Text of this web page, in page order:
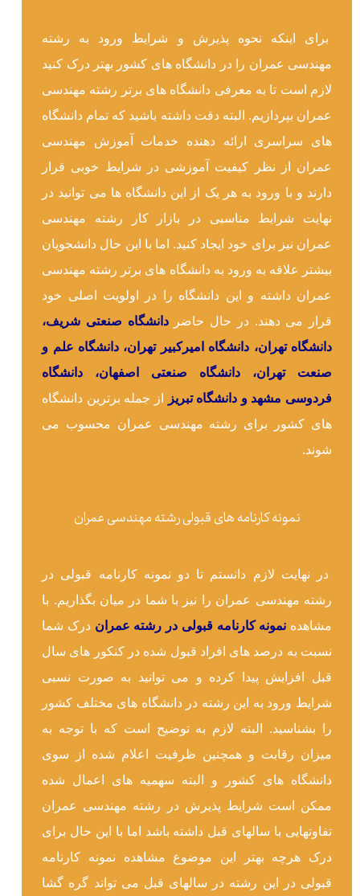
برای اینکه نحوه پذیرش و شرایط ورود به رشته
مهندسی عمران را در دانشگاه‌ های کشور بهتر درک کنید
لازم است تا به معرفی دانشگاه های برتر رشته مهندسی
عمران بپردازیم. البته دقت داشته باشید که تمام دانشگاه
های سراسری ارائه دهنده خدمات آموزش مهندسی
عمران از نظر کیفیت آموزشی در شرایط خوبی قرار
دارند و با ورود به هر یک از این دانشگاه ها می توانید در
نهایت شرایط مناسبی در بازار کار رشته مهندسی
عمران نیز برای خود ایجاد کنید. اما با این حال دانشجویان
بیشتر علاقه به ورود به دانشگاه های برتر رشته مهندسی
عمران داشته و این دانشگاه را در اولویت اصلی خود
قرار می دهند. در حال حاضردانشگاه صنعتی شریف،
دانشگاه تهران، دانشگاه امیرکبیر تهران، دانشگاه علم و
صنعت تهران، دانشگاه صنعتی اصفهان، دانشگاه
فردوسی مشهد و دانشگاه تبریز
از جمله برترین دانشگاه
های کشور برای رشته مهندسی عمران محسوب می
شوند.
نمونه کارنامه های قبولی رشته مهندسی عمران
در نهایت لازم دانستم تا دو نمونه کارنامه قبولی در
رشته مهندسی عمران را نیز با شما در میان بگذاریم. با
مشاهده نمونه کارنامه قبولی در رشته عمران درک شما
نسبت به درصد های افراد قبول شده در کنکور های سال
قبل افزایش پیدا کرده و می توانید به صورت نسبی
شرایط ورود به این رشته در دانشگاه های مختلف کشور
را بشناسید. البته لازم به توضیح است که با توجه به
میزان رقابت و همچنین ظرفیت اعلام شده از سوی
دانشگاه های کشور و البته سهمیه های اعمال شده
ممکن است شرایط پذیرش در رشته مهندسی عمران
تفاوتهایی با سالهای قبل داشته باشد اما با این حال برای
درک هرچه بهتر این موضوع مشاهده نمونه کارنامه
قبولی در این رشته در سالهای قبل می تواند گره گشا